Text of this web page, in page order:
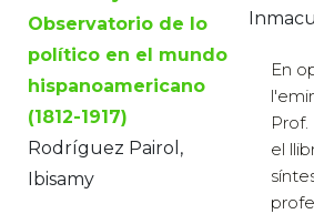
Observatorio de lo
político en el mundo
hispanoamericano
(1812-1917)
Rodríguez Pairol,
Ibisamy
En
Prof.
el